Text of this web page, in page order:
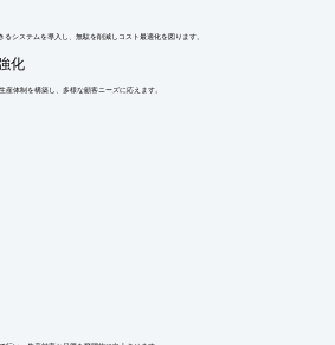
システムを導入し、無駄を削減しコスト最適化を図ります。
化
体制を構築し、多様な顧客ニーズに応えます。